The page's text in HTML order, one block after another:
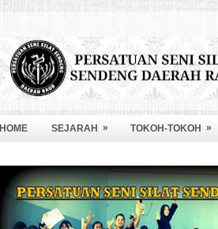
HOME SEJARAH » TOKOH-TOKOH »